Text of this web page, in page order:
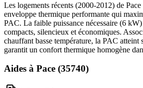
Les logements récents (2000-2012) de
enveloppe thermique performante qui
PAC. La faible puissance nécessaire (6
compacts, silencieux et économiques.
chauffant basse température, la PAC atteint
garantit un confort thermique homogène
Aides à Pace (35740)